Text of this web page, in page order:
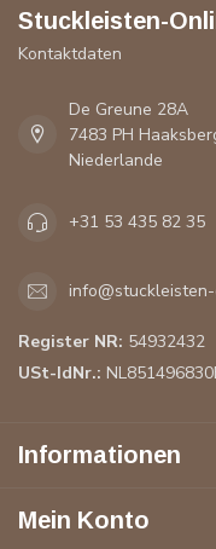
Stuckleisten-
Kontaktdaten
De Greune 28A
7483 PH
Niederlande
+31 53 435 82 35
Register NR: 54932432
USt-IdNr.:
Informationen
Mein Konto